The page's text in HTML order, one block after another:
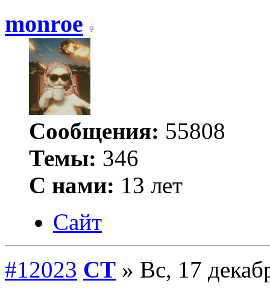
monroe
Сообщения: 55808
Темы: 346
С нами: 13 лет
Сайт
#12023 СТ » Вс, 17